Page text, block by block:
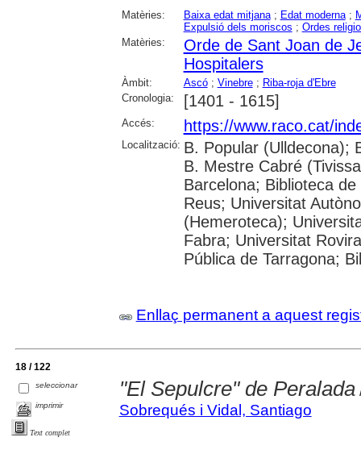
Matèries: Baixa edat mitjana; Edat moderna;
Expulsió dels moriscos ; Ordes
Matèries:
Orde de Sant Joan de
Hospitalers
Àmbit: Ascó; Vinebre; Riba-roja d'Ebre
Cronologia:
[1401 - 1615]
Accés: https://www.raco.cat/
Localització: B. Popular (Ulldecona);
B. Mestre Cabré
Barcelona; Biblioteca
Reus; Universitat
(Hemeroteca);
Fabra; Universitat
Pública de Tarragona;
Enllaç permanent a aquest
18 / 122
seleccionar
imprimir
Text complet
"El Sepulcre" de Peralada
Sobrequés i Vidal, Santiago